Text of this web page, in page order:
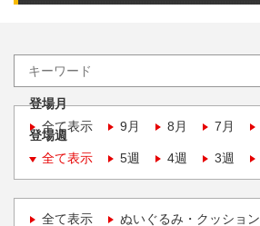
登場月
全て表示
9月 8月 7月
登場週
全て表示
5週 4週 3週
全て表示 ぬいぐるみ・クッション